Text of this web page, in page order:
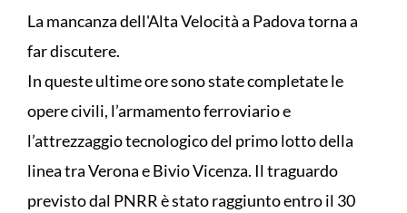
La mancanza dell'Alta Velocità a Padova torna a
far discutere.
In queste ultime ore sono state completate le
opere civili, l’armamento ferroviario e
l’attrezzaggio tecnologico del primo lotto della
linea tra Verona e Bivio Vicenza. Il traguardo
previsto dal PNRR è stato raggiunto entro il 30